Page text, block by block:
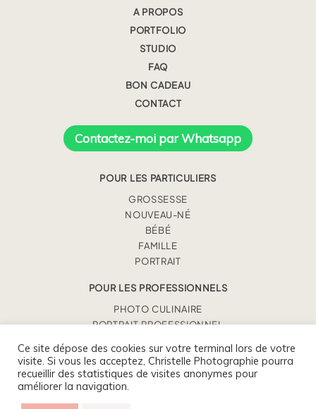
A PROPOS
PORTFOLIO
STUDIO
FAQ
BON CADEAU
CONTACT
Contactez-moi par Whatsapp
POUR LES PARTICULIERS
GROSSESSE
NOUVEAU-NÉ
BÉBÉ
FAMILLE
PORTRAIT
POUR LES PROFESSIONNELS
PHOTO CULINAIRE
PORTRAIT PROFESSIONNEL
CHRISTELLE BENEY
0675930363 / CONTACT@CHRISTELLEPHOTOGRAPHIE.FR
Ce site dépose des cookies sur votre terminal lors de votre
visite. Si vous les acceptez, Christelle Photographie pourra
recueillir des statistiques de visites anonymes pour
améliorer la navigation.